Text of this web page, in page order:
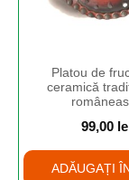
Platou de
ceramică
99,00
ADĂUGAȚI